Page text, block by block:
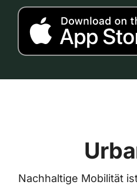
Nachhaltige Mobilität